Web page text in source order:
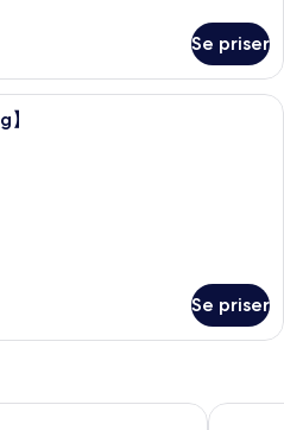
Se priser
Skrivbord, arbetsyta för laptop och
Se priser
Center karaksa